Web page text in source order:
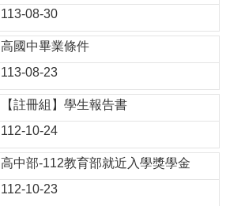
113-08-30
高國中畢業條件
113-08-23
【註冊組】學生報告書
112-10-24
高中部-112教育部就近入學獎學金
112-10-23